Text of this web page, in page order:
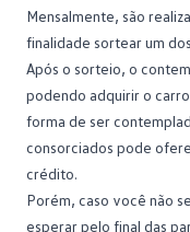
Mensalmente, são
finalidade sortear um
Após o sorteio, o
podendo adquirir o
forma de ser
consorciados pode
crédito.
Porém, caso você não
esperar pelo final das